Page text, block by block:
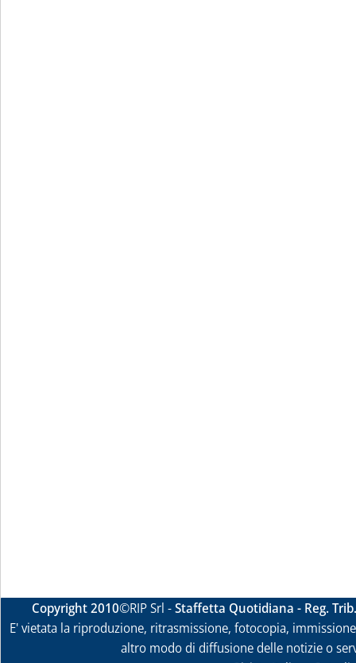
Copyright 2010©RIP Srl -Staffetta Quotidiana - Reg.
E' vietata la riproduzione, ritrasmissione, fotocopia,
altro modo di diffusione delle notizie o